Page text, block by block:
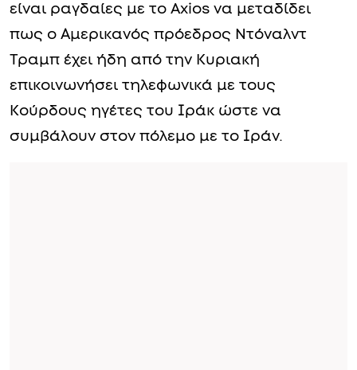
είναι ραγδαίες με το Axios να μεταδίδει
πως ο Αμερικανός πρόεδρος Ντόναλντ
Τραμπ έχει ήδη από την Κυριακή
επικοινωνήσει τηλεφωνικά με τους
Κούρδους ηγέτες του Ιράκ ώστε να
συμβάλουν στον πόλεμο με το Ιράν.